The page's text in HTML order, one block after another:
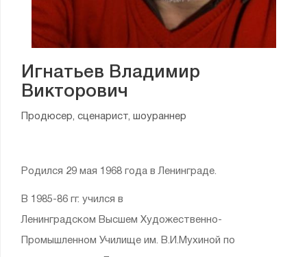
Игнатьев Владимир
Викторович
Продюсер, сценарист, шоураннер
Родился 29 мая 1968 года в Ленинграде.
В 1985-86 гг. учился в
Ленинградском Высшем Художественно-
Промышленном Училище им. В.И.Мухиной по